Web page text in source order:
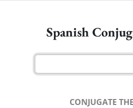
Spanish
CONJUGATE